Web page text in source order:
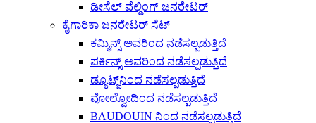
ಡೀಸೆಲ್ ವೆಲ್ಡಿಂಗ್ ಜನರೇಟರ್
ಕೈಗಾರಿಕಾ ಜನರೇಟರ್ ಸೆಟ್
ಕಮ್ಮಿನ್ಸ್ ಅವರಿಂದ ನಡೆಸಲ್ಪಡುತ್ತಿದೆ
ಪರ್ಕಿನ್ಸ್ ಅವರಿಂದ ನಡೆಸಲ್ಪಡುತ್ತಿದೆ
ಡ್ಯೂಟ್ಜ್‌ನಿಂದ ನಡೆಸಲ್ಪಡುತ್ತಿದೆ
ವೋಲ್ವೋದಿಂದ ನಡೆಸಲ್ಪಡುತ್ತಿದೆ
BAUDOUIN ನಿಂದ ನಡೆಸಲ್ಪಡುತ್ತಿದೆ